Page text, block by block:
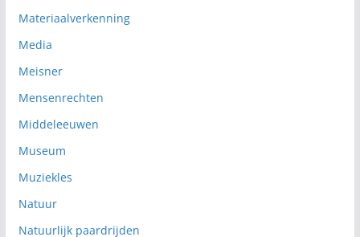
Materiaalverkenning
Media
Meisner
Mensenrechten
Middeleeuwen
Museum
Muziekles
Natuur
Natuurlijk paardrijden